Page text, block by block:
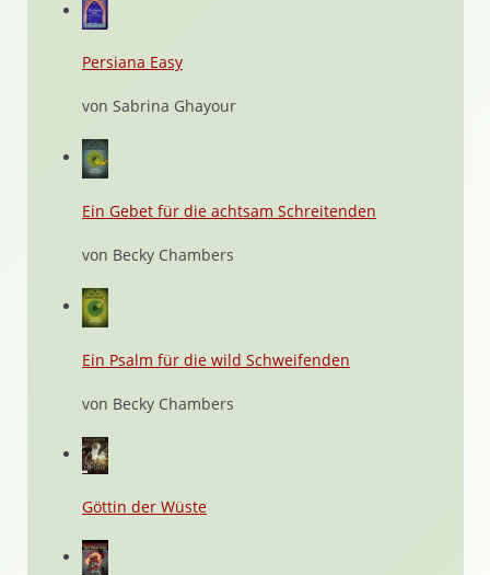
Persiana Easy
von Sabrina Ghayour
Ein Gebet für die achtsam Schreitenden
von Becky Chambers
Ein Psalm für die wild Schweifenden
von Becky Chambers
Göttin der Wüste